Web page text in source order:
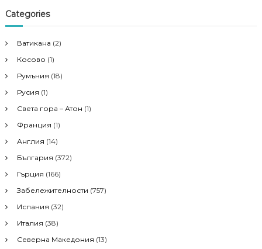
n
a
v
i
g
a
t
i
o
r
c
f
o
r
Categories
Ватикана (2)
Косово (1)
Румъния (18)
Русия (1)
Света гора – Атон (1)
Франция (1)
Англия (14)
България (372)
Гърция (166)
Забележителности (757)
Испания (32)
Италия (38)
Северна Македония (13)